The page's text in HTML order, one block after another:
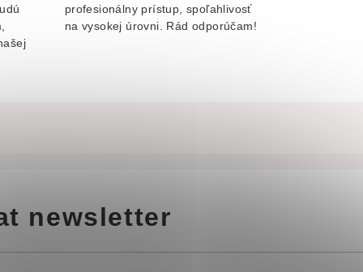
profesionálny prístup, spoľahlivosť
na vysokej úrovni. Rád odporúčam!
newsletter